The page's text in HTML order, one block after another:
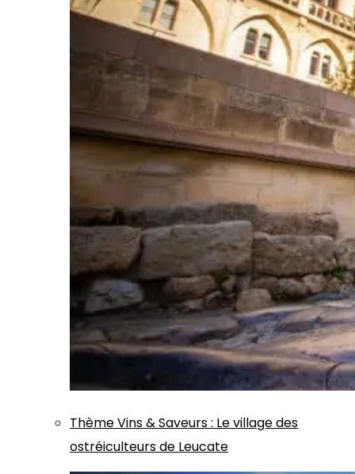
ThèmeVins & Saveurs: Le village des
ostréiculteurs de Leucate